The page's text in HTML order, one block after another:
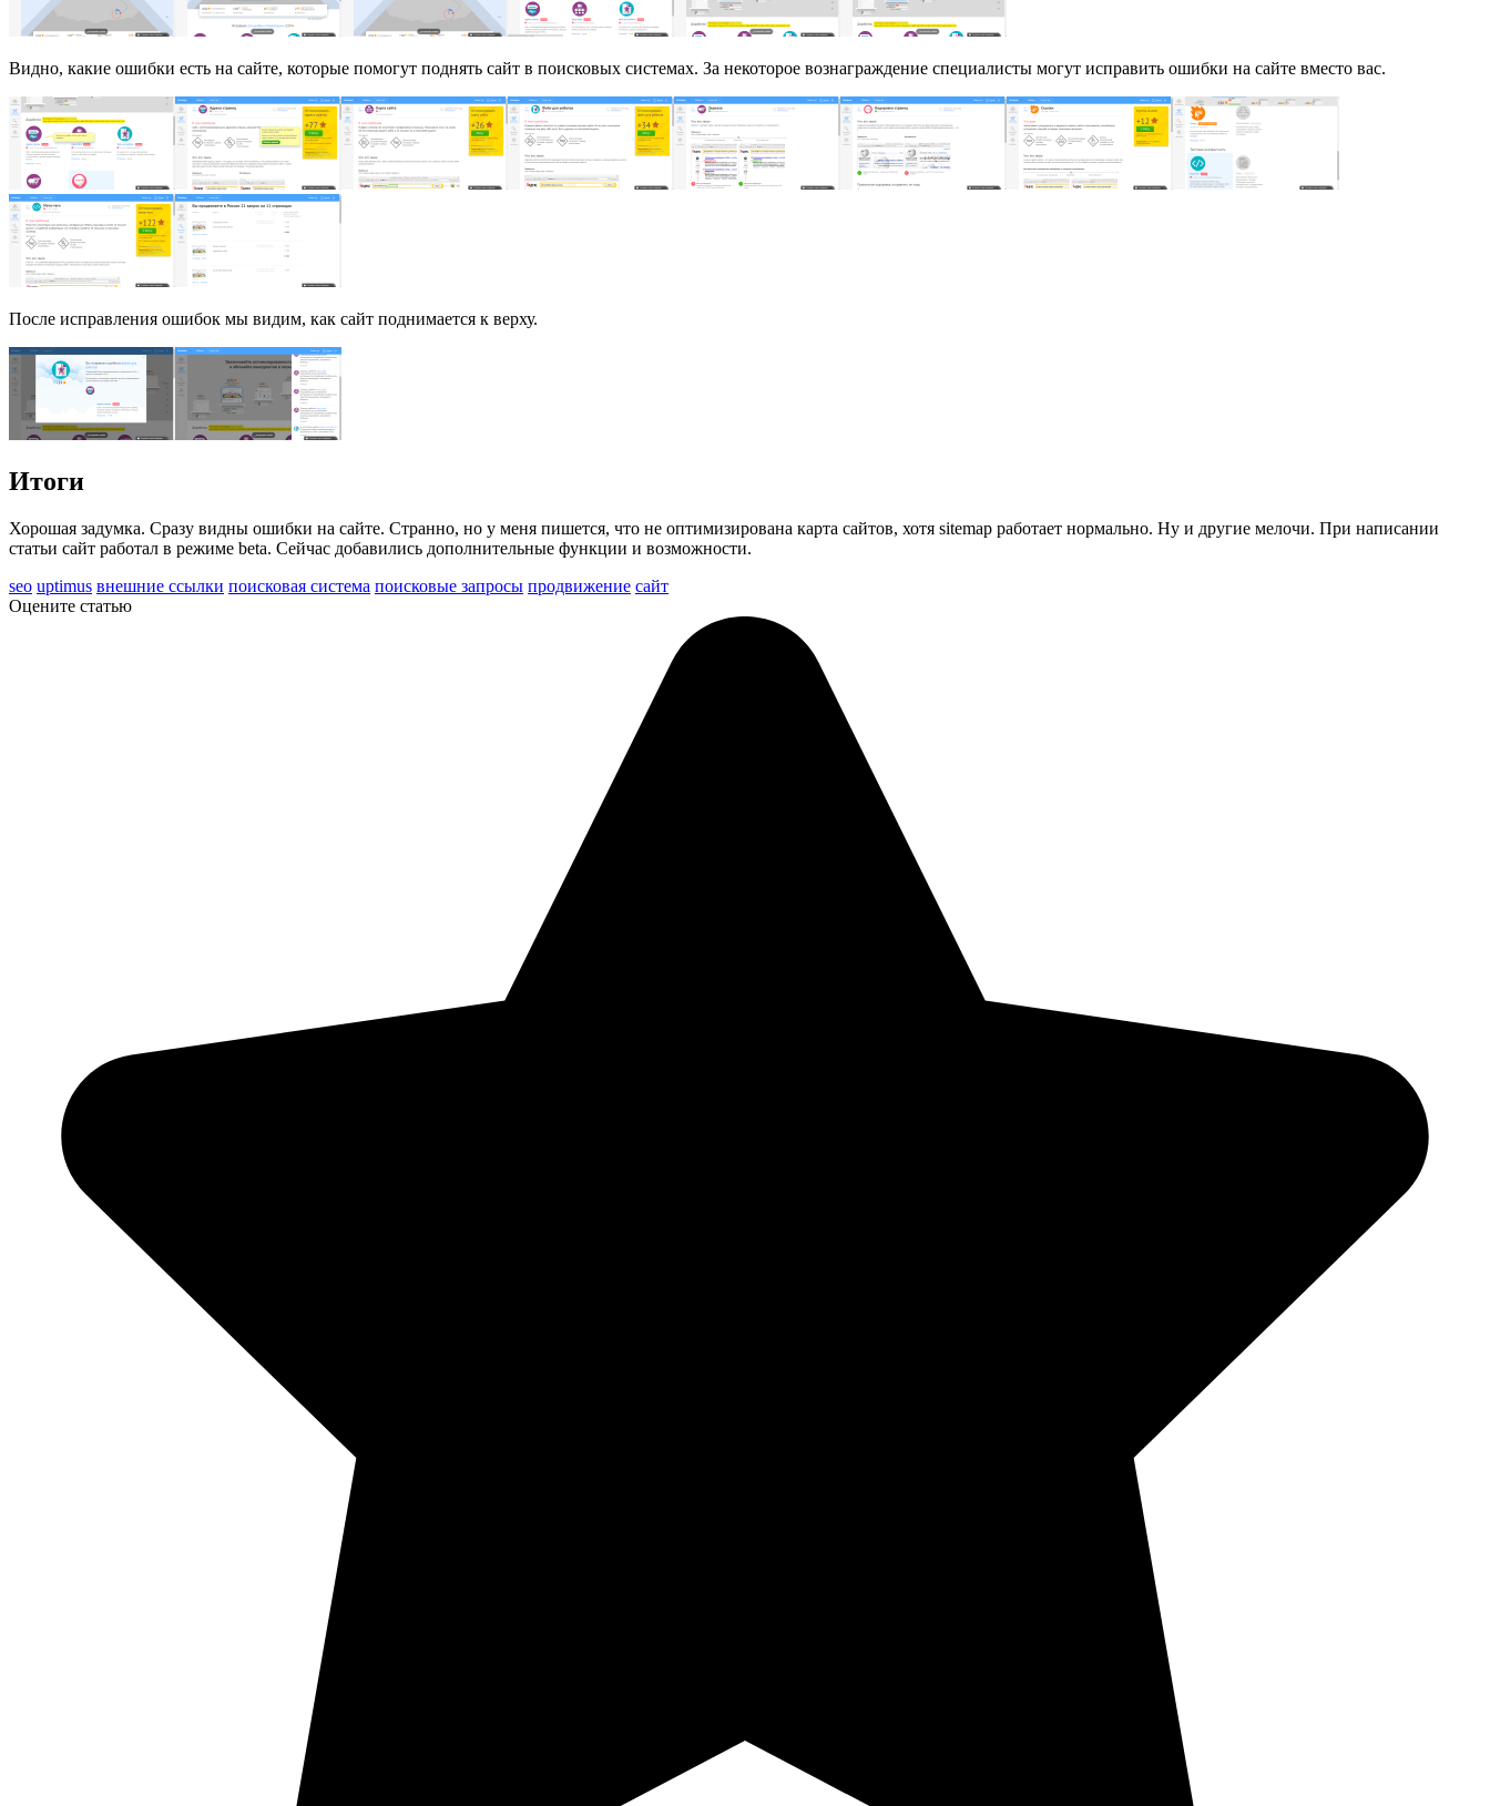
Видно, какие ошибки есть на сайте, которые помогут поднять сайт в поисковых системах. За некоторое вознаграждение специалисты могут исправить ошибки на сайте вместо вас.
После исправления ошибок мы видим, как сайт поднимается к верху.
Итоги
Хорошая задумка. Сразу видны ошибки на сайте. Странно, но у меня пишется, что не оптимизирована карта сайтов, хотя sitemap работает нормально. Ну и другие мелочи. При написании
статьи сайт работал в режиме beta. Сейчас добавились дополнительные функции и возможности.
seo uptimus внешние ссылки поисковая система поисковые запросы продвижение сайт
Оцените статью